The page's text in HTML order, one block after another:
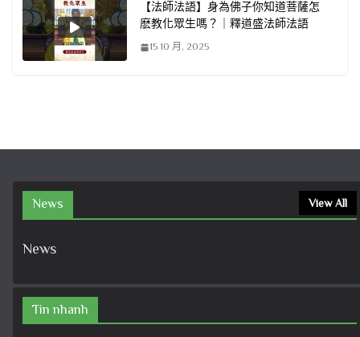
【法師法語】身為佛子你知道菩薩怎
麽教化眾生嗎？｜釋道盛法師法語
15 10 月, 2025
News View All
News
Tin nhanh